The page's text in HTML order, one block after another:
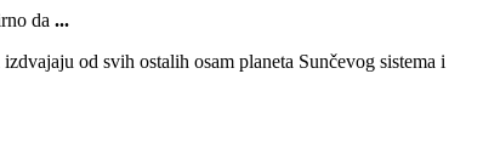
da ...
od svih ostalih osam planeta Sunčevog sistema i